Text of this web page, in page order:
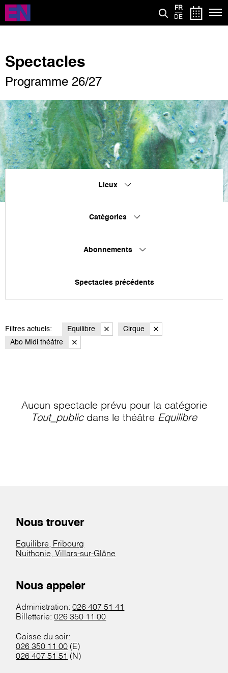
Aller
contenu
FR
DE
Spectacles
Programme 26/27
Lieux
Catégories
Abonnements
Spectacles précédents
Filtres actuels: Equilibre
Cirque
Abo Midi théâtre
Aucun spectacle prévu pour la catégorie
Tout_publicdans le théâtre Equilibre
Nous trouver
Equilibre, Fribourg
Nuithonie, Villars-sur-Glâne
Nous appeler
Administration:026 407 51 41
Billetterie:026 350 11 00
Caisse du soir:
026 350 11 00 (E)
026 407 51 51 (N)